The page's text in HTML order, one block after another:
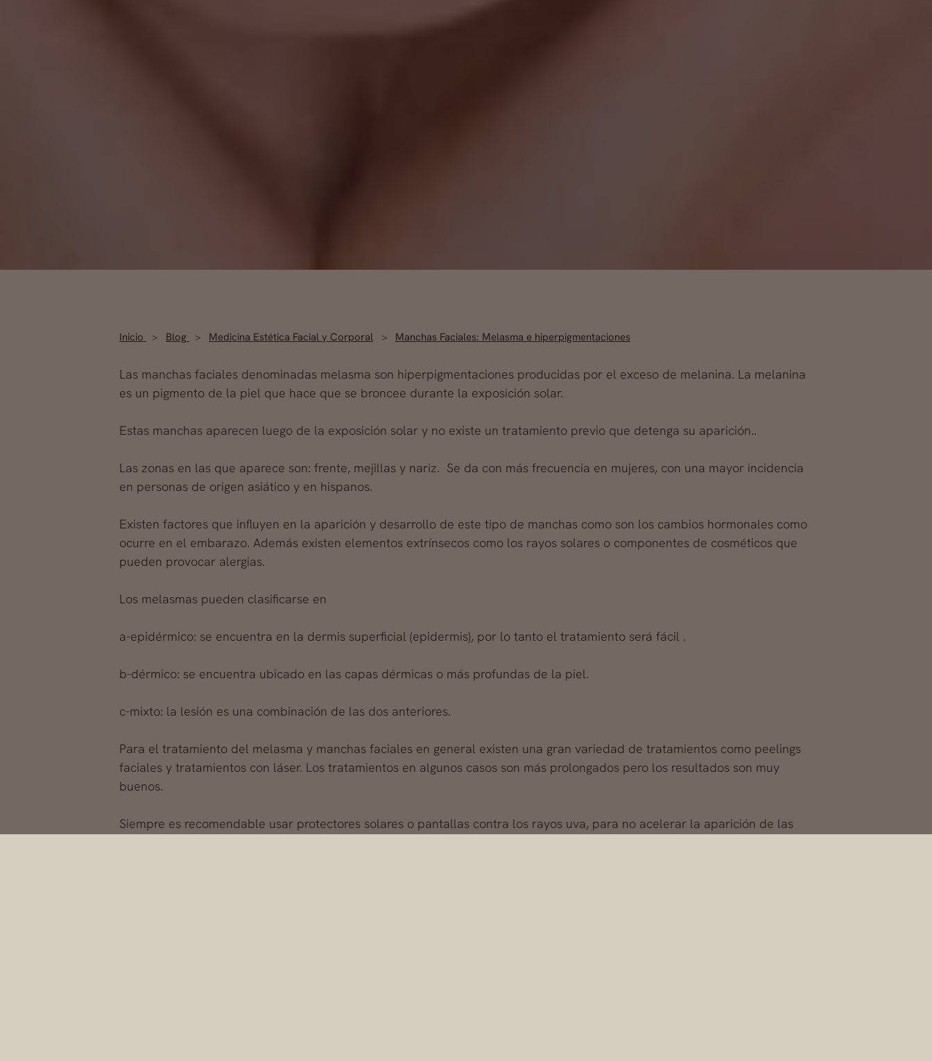
Inicio Blog Medicina Estética Facial y Corporal Manchas Faciales: Melasma e hiperpigmentaciones
Las manchas faciales denominadas melasma son hiperpigmentaciones producidas por el exceso de melanina. La melanina
es un pigmento de la piel que hace que se broncee durante la exposición solar.
Estas manchas aparecen luego de la exposición solar y no existe un tratamiento previo que detenga su aparición..
Las zonas en las que aparece son: frente, mejillas y nariz. Se da con más frecuencia en mujeres, con una mayor incidencia
en personas de origen asiático y en hispanos.
Existen factores que influyen en la aparición y desarrollo de este tipo de manchas como son los cambios hormonales como
ocurre en el embarazo. Además existen elementos extrínsecos como los rayos solares o componentes de cosméticos que
pueden provocar alergias.
Los melasmas pueden clasificarse en
a-epidérmico: se encuentra en la dermis superficial (epidermis), por lo tanto el tratamiento será fácil .
b-dérmico: se encuentra ubicado en las capas dérmicas o más profundas de la piel.
c-mixto: la lesión es una combinación de las dos anteriores.
Para el tratamiento del melasma y manchas faciales en general existen una gran variedad de tratamientos como peelings
faciales y tratamientos con láser. Los tratamientos en algunos casos son más prolongados pero los resultados son muy
buenos.
Siempre es recomendable usar protectores solares o pantallas contra los rayos uva, para no acelerar la aparición de las